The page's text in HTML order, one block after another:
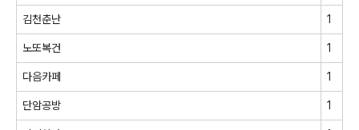
김천춘난 1
노또복건 1
다음카페 1
단암공방 1